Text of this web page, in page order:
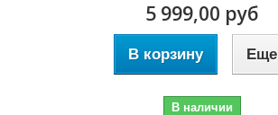
5 999,00 руб
В корзину Еще
В наличии